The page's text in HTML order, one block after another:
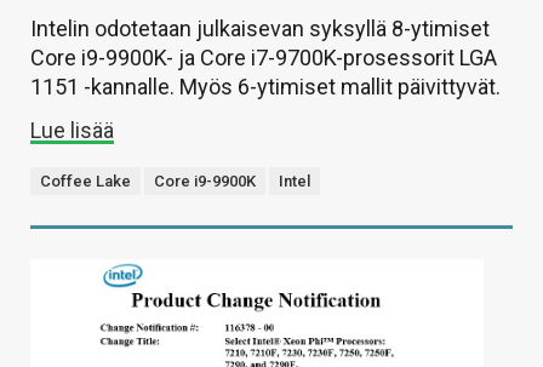
Intelin odotetaan julkaisevan syksyllä 8-ytimiset
Core i9-9900K- ja Core i7-9700K-prosessorit LGA
1151 -kannalle. Myös 6-ytimiset mallit päivittyvät.
Lue lisää
Coffee Lake Core i9-9900K Intel